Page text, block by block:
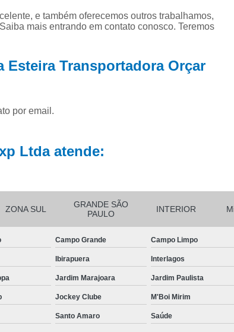
Distribuidor
Distribuidor de
Distribuidor de
Distribuidor
Distribuidor
Distribuidor de
Engrenagem de
e também oferecemos outros trabalhamos,
mais entrando em contato conosco. Teremos
Esteira Transportadora Orçar
por email.
Ltda atende:
ZONA SUL
GRANDE SÃO
PAULO
INTERIOR
Campo Grande Campo Limpo
Ibirapuera Interlagos
Jardim Marajoara Jardim Paulista
Jockey Clube M'Boi Mirim
Santo Amaro Saúde